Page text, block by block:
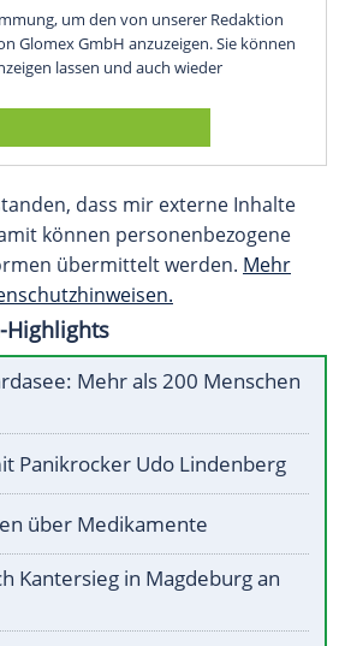
um den von unserer Redaktion
Glomex GmbH anzuzeigen. Sie können
lassen und auch wieder
dass mir externe Inhalte
können personenbezogene
übermittelt werden. Mehr
Highlights
Mehr als 200 Menschen
Panikrocker Udo Lindenberg
über Medikamente
Kantersieg in Magdeburg an